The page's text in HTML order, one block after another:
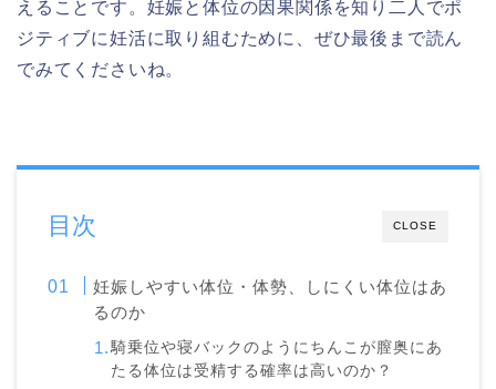
えることです。妊娠と体位の因果関係を知り二人でポ
ジティブに妊活に取り組むために、ぜひ最後まで読ん
でみてくださいね。
CLOSE
目次
妊娠しやすい体位・体勢、しにくい体位はあ
るのか
騎乗位や寝バックのようにちんこが膣奥にあ
たる体位は受精する確率は高いのか？